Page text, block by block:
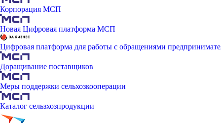
Корпорация МСП
Новая Цифровая платформа МСП
Цифровая платформа для работы с обращениями
Доращивание поставщиков
Меры поддержки сельхозкооперации
Каталог сельзхозпродукции